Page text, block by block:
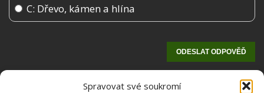
Spravovat své soukromí
C: Dřevo, kámen a hlína